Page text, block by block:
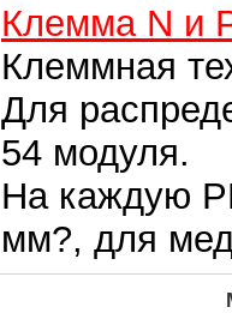
Клемма N и
Клеммная
Для
54 модуля.
На каждую
мм?, для